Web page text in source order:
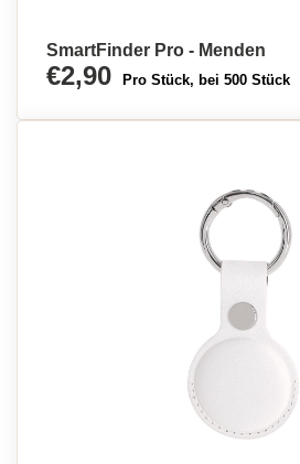
SmartFinder Pro - Menden
€2,90 Pro Stück, bei 500 Stück